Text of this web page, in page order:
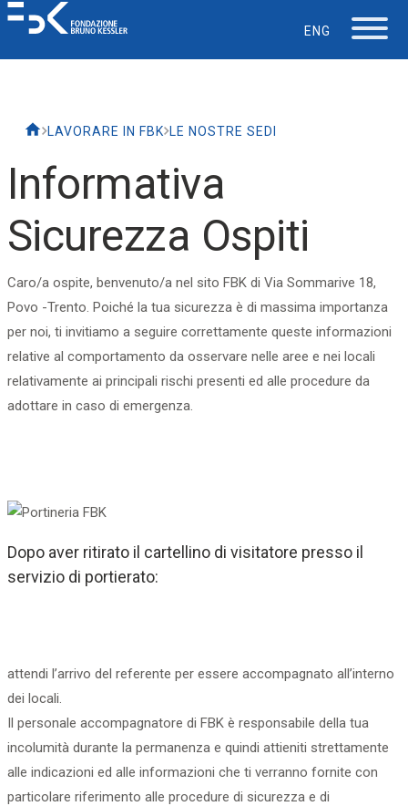
ENG
Supporto
LAVORARE IN FBK LE NOSTRE SEDI
Informativa
Sicurezza Ospiti
Caro/a ospite, benvenuto/a nel sito FBK di Via Sommarive 18,
Povo -Trento. Poiché la tua sicurezza è di massima importanza
per noi, ti invitiamo a seguire correttamente queste informazioni
relative al comportamento da osservare nelle aree e nei locali
relativamente ai principali rischi presenti ed alle procedure da
adottare in caso di emergenza.
Dopo aver ritirato il cartellino di visitatore presso il
servizio di portierato:​
attendi l’arrivo del referente per essere accompagnato all’interno
dei locali.
Il personale accompagnatore di FBK è responsabile della tua
incolumità durante la permanenza e quindi attieniti strettamente
alle indicazioni ed alle informazioni che ti verranno fornite con
particolare riferimento alle procedure di sicurezza e di